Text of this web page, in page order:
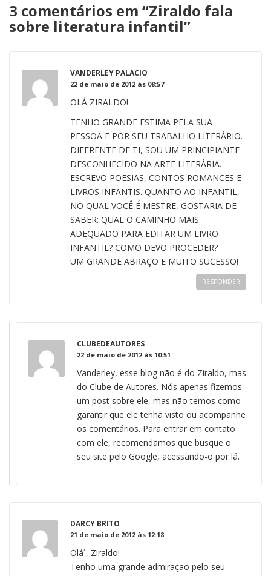
3 comentários em “Ziraldo fala
sobre literatura infantil”
VANDERLEY PALACIO
22 de maio de 2012 às 08:57
OLÁ ZIRALDO!
TENHO GRANDE ESTIMA PELA SUA
PESSOA E POR SEU TRABALHO LITERÁRIO.
DIFERENTE DE TI, SOU UM PRINCIPIANTE
DESCONHECIDO NA ARTE LITERÁRIA.
ESCREVO POESIAS, CONTOS ROMANCES E
LIVROS INFANTIS. QUANTO AO INFANTIL,
NO QUAL VOCÊ É MESTRE, GOSTARIA DE
SABER: QUAL O CAMINHO MAIS
ADEQUADO PARA EDITAR UM LIVRO
INFANTIL? COMO DEVO PROCEDER?
UM GRANDE ABRAÇO E MUITO SUCESSO!
RESPONDER
CLUBEDEAUTORES
22 de maio de 2012 às 10:51
Vanderley, esse blog não é do Ziraldo, mas
do Clube de Autores. Nós apenas fizemos
um post sobre ele, mas não temos como
garantir que ele tenha visto ou acompanhe
os comentários. Para entrar em contato
com ele, recomendamos que busque o
seu site pelo Google, acessando-o por lá.
DARCY BRITO
21 de maio de 2012 às 12:18
Olá´, Ziraldo!
Tenho uma grande admiração pelo seu